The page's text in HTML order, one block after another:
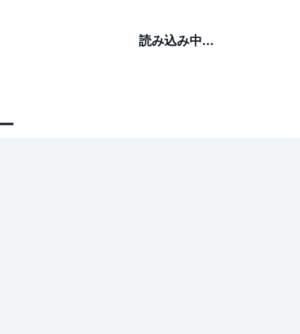
読み込み中...